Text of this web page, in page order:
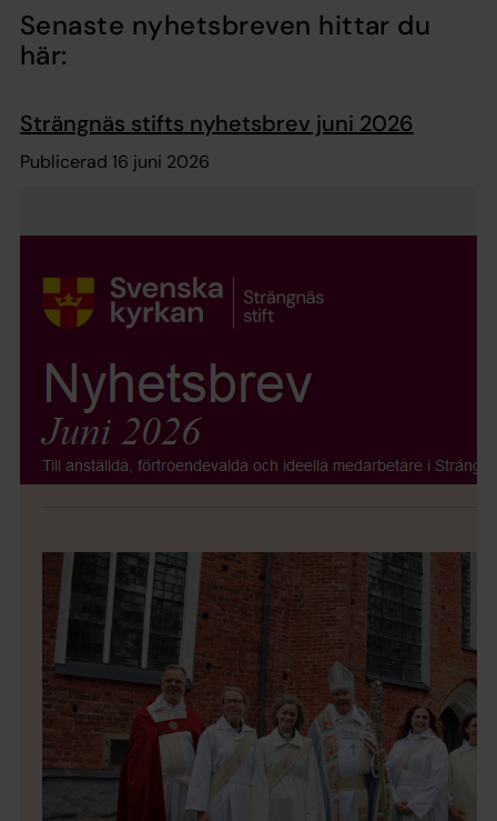
Senaste nyhetsbreven hittar du
här:
Strängnäs stifts nyhetsbrev juni 2026
Publicerad 16 juni 2026